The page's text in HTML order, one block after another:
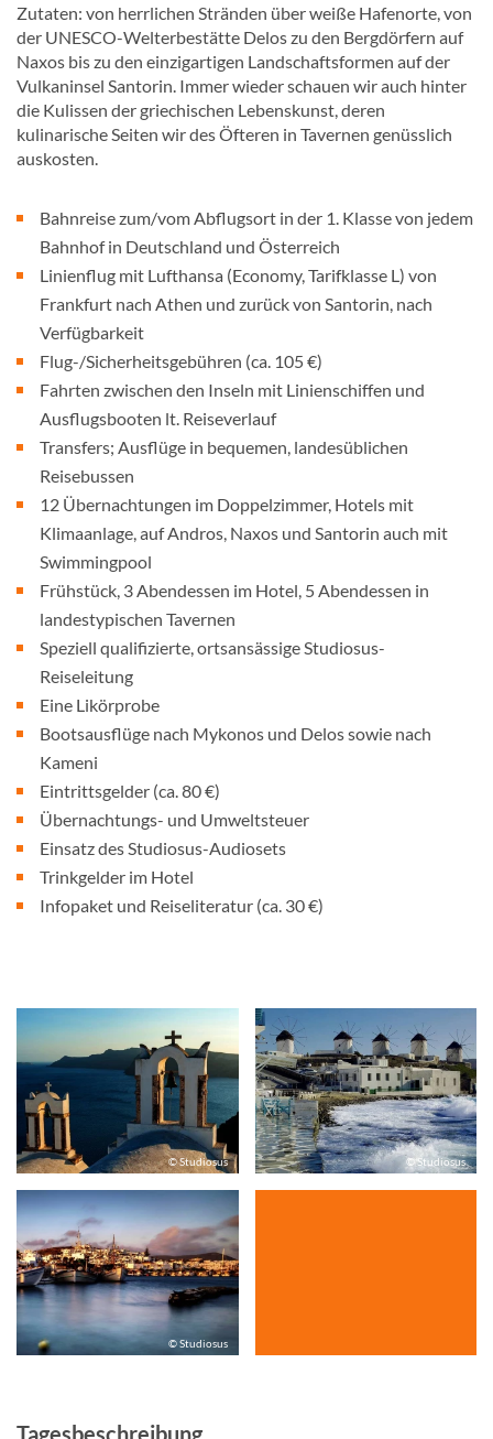
Zutaten: von herrlichen Stränden über weiße Hafenorte, von
der UNESCO-Welterbestätte Delos zu den Bergdörfern auf
Naxos bis zu den einzigartigen Landschaftsformen auf der
Vulkaninsel Santorin. Immer wieder schauen wir auch hinter
die Kulissen der griechischen Lebenskunst, deren
kulinarische Seiten wir des Öfteren in Tavernen genüsslich
auskosten.
Bahnreise zum/vom Abflugsort in der 1. Klasse von jedem
Bahnhof in Deutschland und Österreich
Linienflug mit Lufthansa (Economy, Tarifklasse L) von
Frankfurt nach Athen und zurück von Santorin, nach
Verfügbarkeit
Flug-/Sicherheitsgebühren (ca. 105 €)
Fahrten zwischen den Inseln mit Linienschiffen und
Ausflugsbooten lt. Reiseverlauf
Transfers; Ausflüge in bequemen, landesüblichen
Reisebussen
12 Übernachtungen im Doppelzimmer, Hotels mit
Klimaanlage, auf Andros, Naxos und Santorin auch mit
Swimmingpool
Frühstück, 3 Abendessen im Hotel, 5 Abendessen in
landestypischen Tavernen
Speziell qualifizierte, ortsansässige Studiosus-
Reiseleitung
Eine Likörprobe
Bootsausflüge nach Mykonos und Delos sowie nach
Kameni
Eintrittsgelder (ca. 80 €)
Übernachtungs- und Umweltsteuer
Einsatz des Studiosus-Audiosets
Trinkgelder im Hotel
Infopaket und Reiseliteratur (ca. 30 €)
© Studiosus © Studiosus
© Studiosus
Tagesbeschreibung